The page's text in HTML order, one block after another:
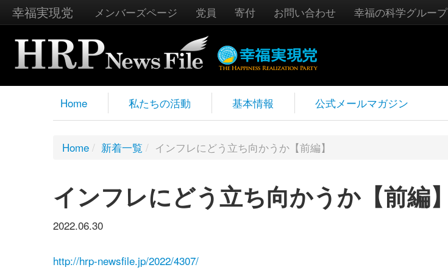
幸福実現党 メンバーズページ 党員 寄付 お問い合わせ 幸福の科学グループ
Home 私たちの活動 基本情報 公式メールマガジン
Home / 新着一覧 / インフレにどう立ち向かうか【前編】
インフレにどう立ち向かうか【前編】
2022.06.30
http://hrp-newsfile.jp/2022/4307/